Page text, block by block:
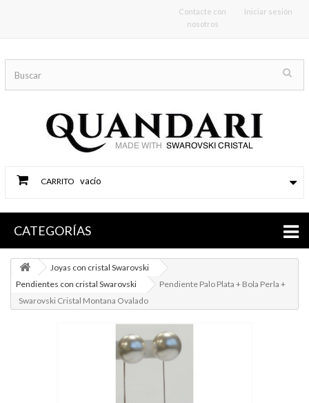
Iniciar sesión
Contacte con
nosotros
CARRITO vacío
CATEGORÍAS
Joyas con cristal Swarovski
Pendientes con cristal Swarovski
Pendiente Palo Plata + Bola Perla +
Swarovski Cristal Montana Ovalado